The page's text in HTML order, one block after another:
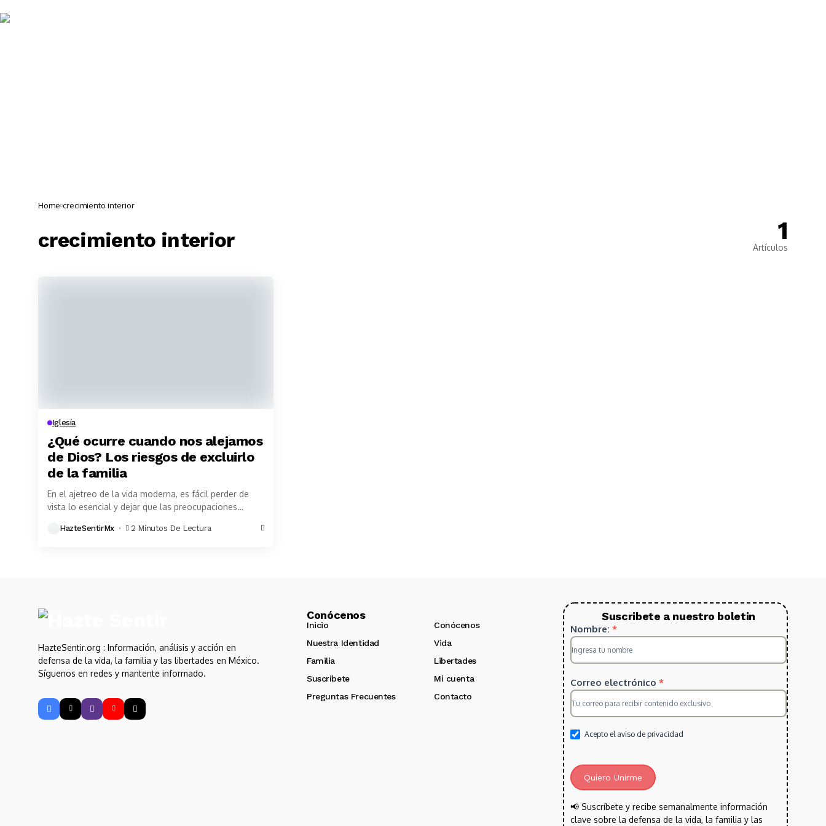
Home crecimiento interior
crecimiento interior 1
Artículos
Iglesía
¿Qué ocurre cuando nos alejamos
de Dios? Los riesgos de excluirlo
de la familia
En el ajetreo de la vida moderna, es fácil perder de
vista lo esencial y dejar que las preocupaciones
HazteSentirMx 2 Minutos De Lectura
HazteSentir.org : Información, análisis y acción en
defensa de la vida, la familia y las libertades en México.
Síguenos en redes y mantente informado.
Conócenos
Inicio
Conócenos
Nuestra Identidad
Vida
Familia
Libertades
Suscríbete
Mi cuenta
Preguntas Frecuentes
Contacto
Suscribete a nuestro boletin
Suscripcion
HS
2025
Nombre: *
Correo electrónico *
Acepto el aviso de privacidad
Quiero Unirme
📢 Suscríbete y recibe semanalmente información
clave sobre la defensa de la vida, la familia y las